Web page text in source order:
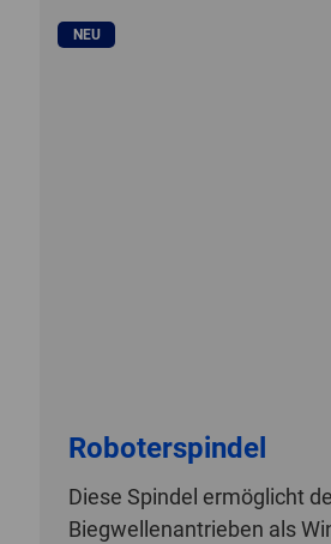
NEU
Roboterspindel
Diese Spindel ermöglicht
Biegwellenantrieben als